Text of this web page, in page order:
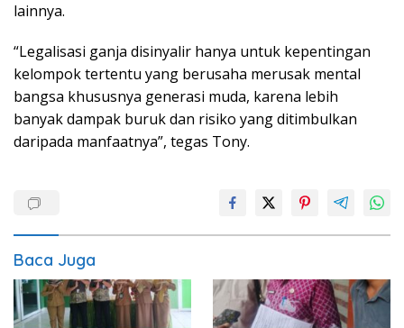
lainnya.
“Legalisasi ganja disinyalir hanya untuk kepentingan
kelompok tertentu yang berusaha merusak mental
bangsa khususnya generasi muda, karena lebih
banyak dampak buruk dan risiko yang ditimbulkan
daripada manfaatnya”, tegas Tony.
Baca Juga